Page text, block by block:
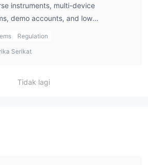
instruments, multi-device
demo accounts, and low
fees on certain products.
Regulation
Serikat
Tidak lagi